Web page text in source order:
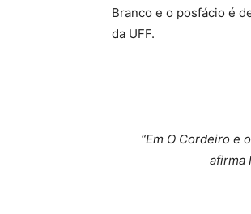
Branco e o posfácio é
da UFF.
“Em O Cordeiro e
afirma